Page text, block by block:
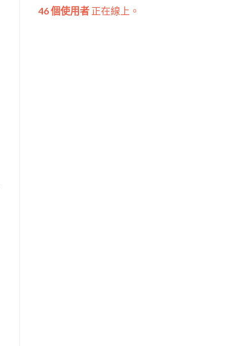
46 個使用者 正在線上。